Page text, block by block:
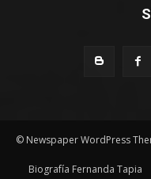
© Newspaper WordPress
Biografía Fernanda Tapia